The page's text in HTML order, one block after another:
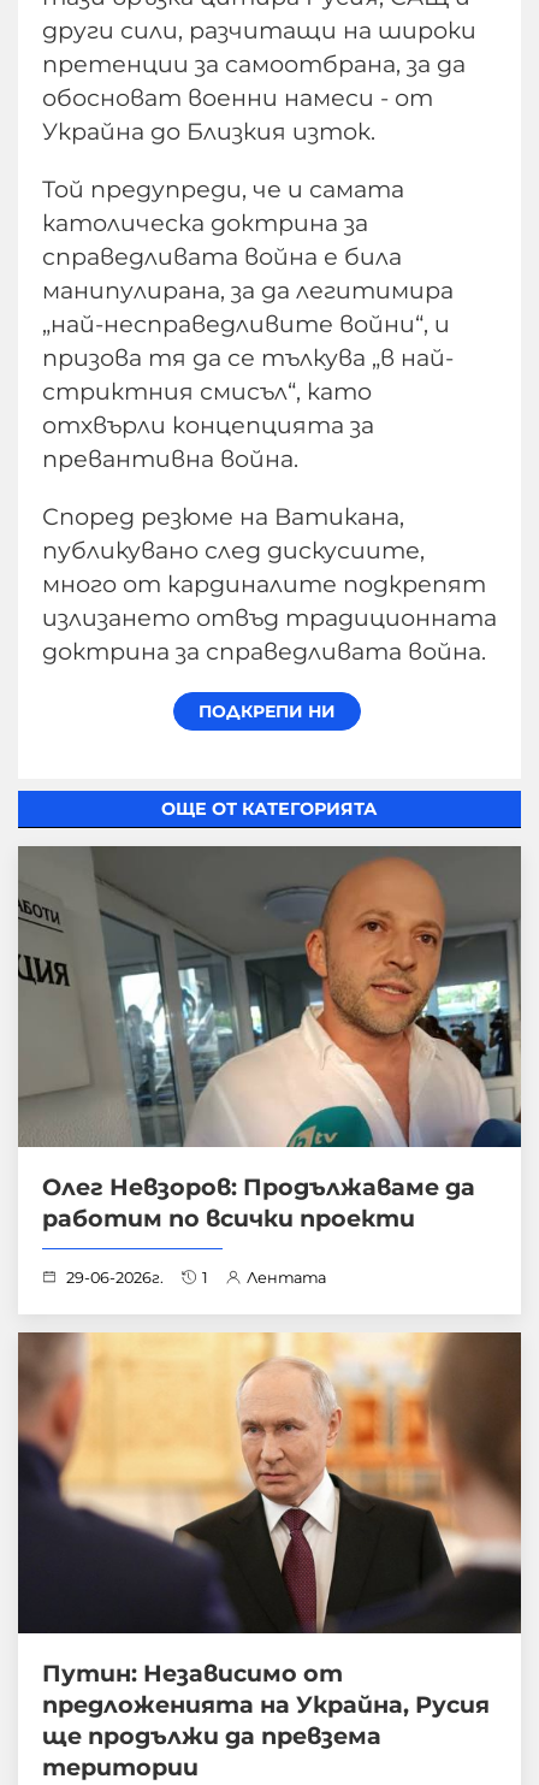
други сили, разчитащи на широки
претенции за самоотбрана, за да
обосноват военни намеси - от
Украйна до Близкия изток.
Той предупреди, че и самата
католическа доктрина за
справедливата война е била
манипулирана, за да легитимира
„най-несправедливите войни“, и
призова тя да се тълкува „в най-
стриктния смисъл“, като
отхвърли концепцията за
превантивна война.
Според резюме на Ватикана,
публикувано след дискусиите,
много от кардиналите подкрепят
излизането отвъд традиционната
доктрина за справедливата война.
ОЩЕ ОТ КАТЕГОРИЯТА
Олег Невзоров: Продължаваме да
работим по всички проекти
29-06-2026г. 1 Лентата
Путин: Независимо от
предложенията на Украйна, Русия
ще продължи да превзема
територии